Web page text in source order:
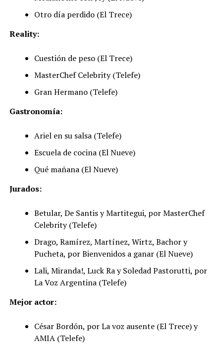
Otro día perdido (El Trece)
Reality:
Cuestión de peso (El Trece)
MasterChef Celebrity (Telefe)
Gran Hermano (Telefe)
Gastronomía:
Ariel en su salsa (Telefe)
Escuela de cocina (El Nueve)
Qué mañana (El Nueve)
Jurados:
Betular, De Santis y Martitegui, por MasterChef
Celebrity (Telefe)
Drago, Ramírez, Martínez, Wirtz, Bachor y
Pucheta, por Bienvenidos a ganar (El Nueve)
Lali, Miranda!, Luck Ra y Soledad Pastorutti, por
La Voz Argentina (Telefe)
Mejor actor:
César Bordón, por La voz ausente (El Trece) y
AMIA (Telefe)